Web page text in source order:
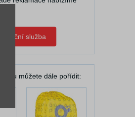
Zápůjční služba
můžete dále pořídit: